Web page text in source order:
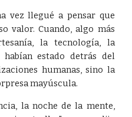
vez llegué a pensar que
valor. Cuando, algo más
la tecnología, la
estado detrás del
humanas, sino la
mayúscula.
la noche de la mente,